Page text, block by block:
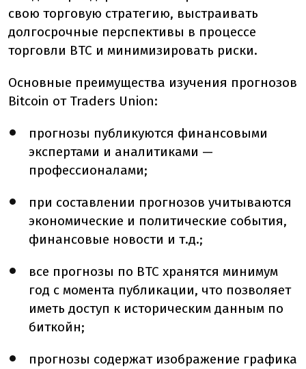
свою торговую стратегию, выстраивать
долгосрочные перспективы в процессе
торговли BTC и минимизировать риски.
Основные преимущества изучения прогнозов
Bitcoin от Traders Union:
прогнозы публикуются финансовыми
экспертами и аналитиками —
профессионалами;
при составлении прогнозов учитываются
экономические и политические события,
финансовые новости и т.д.;
все прогнозы по BTC хранятся минимум
год с момента публикации, что позволяет
иметь доступ к историческим данным по
биткойн;
прогнозы содержат изображение графика